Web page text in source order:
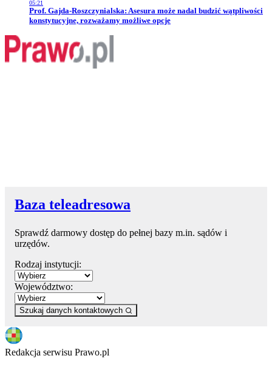
05:21
Przejdź do artykułu:
Prof. Gajda-Roszczynialska: Asesura może nadal budzić wątpliwości
konstytucyjne, rozważamy możliwe opcje
Baza teleadresowa
Sprawdź darmowy dostęp do pełnej bazy m.in. sądów i
urzędów.
Rodzaj instytucji:
Województwo:
Szukaj danych kontaktowych
Redakcja serwisu Prawo.pl